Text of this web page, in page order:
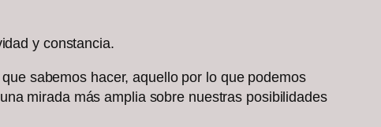
y constancia.
sabemos hacer, aquello por lo que podemos
mirada más amplia sobre nuestras posibilidades